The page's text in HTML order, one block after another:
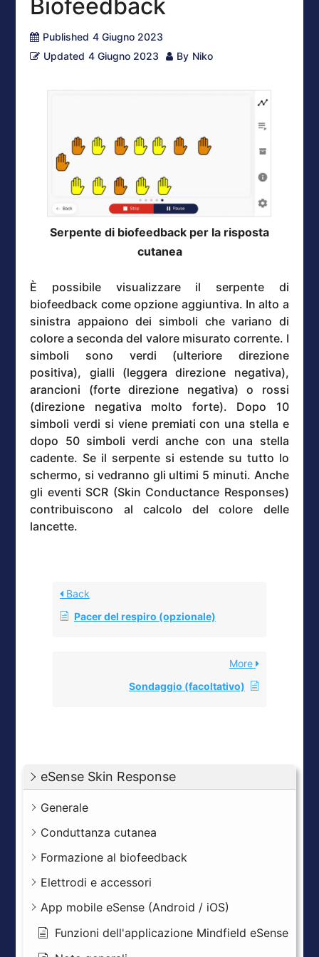
eSense Skin Response
Generale
Conduttanza cutanea
Formazione al biofeedback
Elettrodi e accessori
App mobile eSense (Android / iOS)
Funzioni dell'applicazione Mindfield eSense
Biofeedback
Published 4 Giugno 2023
Updated 4 Giugno 2023 By Niko
Serpente di biofeedback per la risposta
cutanea
È possibile visualizzare il serpente di
biofeedback come opzione aggiuntiva. In alto a
sinistra appaiono dei simboli che variano di
colore a seconda del valore misurato corrente. I
simboli sono verdi (ulteriore direzione
positiva), gialli (leggera direzione negativa),
arancioni (forte direzione negativa) o rossi
(direzione negativa molto forte). Dopo 10
simboli verdi si viene premiati con una stella e
dopo 50 simboli verdi anche con una stella
cadente. Se il serpente si estende su tutto lo
schermo, si vedranno gli ultimi 5 minuti. Anche
gli eventi SCR (Skin Conductance Responses)
contribuiscono al calcolo del colore delle
lancette.
Back
Pacer del respiro (opzionale)
More
Sondaggio (facoltativo)